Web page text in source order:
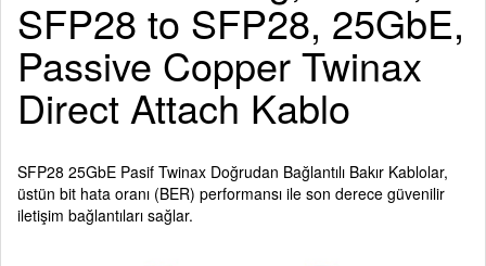
SFP28 to SFP28, 25GbE,
Passive Copper Twinax
Direct Attach Kablo
SFP28 25GbE Pasif Twinax Doğrudan Bağlantılı Bakır Kablolar,
üstün bit hata oranı (BER) performansı ile son derece güvenilir
iletişim bağlantıları sağlar.